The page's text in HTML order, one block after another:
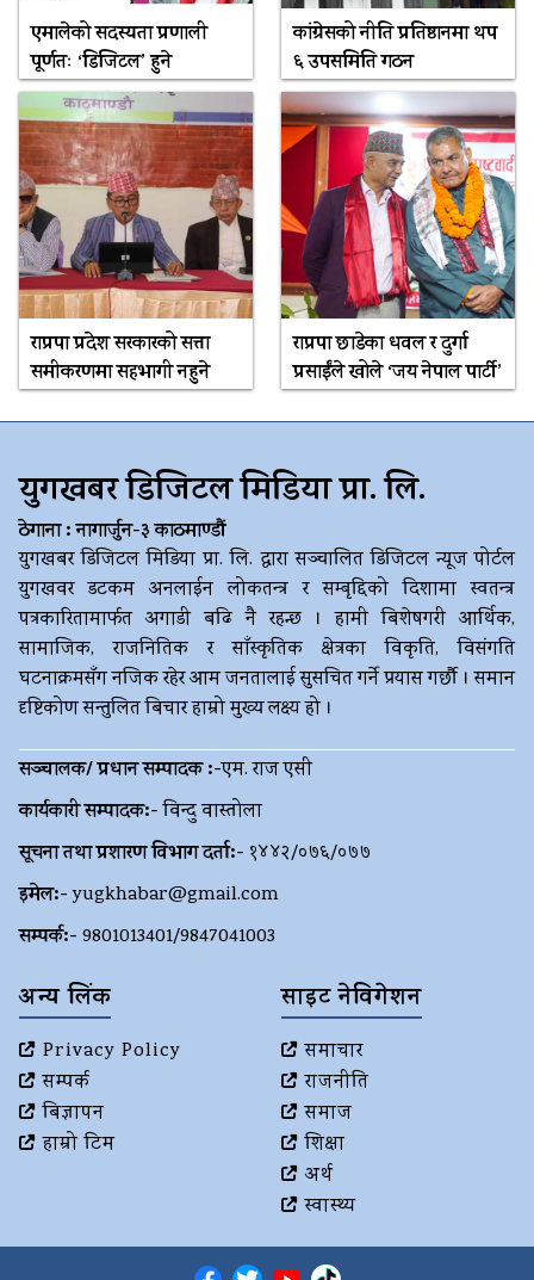
एमालेको सदस्यता प्रणाली
पूर्णतः ‘डिजिटल’ हुने
कांग्रेसको नीति प्रतिष्ठानमा थप
६ उपसमिति गठन
राप्रपा प्रदेश सरकारको सत्ता
समीकरणमा सहभागी नहुने
राप्रपा छाडेका धवल र दुर्गा
प्रसाईंले खोले ‘जय नेपाल पार्टी’
युगखबर डिजिटल मिडिया प्रा. लि.
ठेगाना : नागार्जुन-३ काठमाण्डौं
युगखबर डिजिटल मिडिया प्रा. लि. द्धारा सञ्चालित डिजिटल न्यूज पोर्टल
युगखवर डटकम अनलाईन लोकतन्त्र र सम्बृद्दिको दिशामा स्वतन्त्र
पत्रकारितामार्फत अगाडी बढि नै रहन्छ । हामी बिशेषगरी आर्थिक,
सामाजिक, राजनितिक र साँस्कृतिक क्षेत्रका विकृति, विसंगति
घटनाक्रमसँग नजिक रहेर आम जनतालाई सुसचित गर्ने प्रयास गर्छौ । समान
दृष्टिकोण सन्तुलित बिचार हाम्रो मुख्य लक्ष्य हो ।
सञ्चालक/ प्रधान सम्पादक :-एम. राज एसी
कार्यकारी सम्पादक:-विन्दु वास्तोला
सूचना तथा प्रशारण विभाग दर्ता:- १४४२/०७६/०७७
इमेल:- yugkhabar@gmail.com
सम्पर्क:- 9801013401/9847041003
अन्य लिंक
Privacy Policy
सम्पर्क
बिज्ञापन
हाम्रो टिम
साइट नेविगेशन
समाचार
राजनीति
समाज
शिक्षा
अर्थ
स्वास्थ्य